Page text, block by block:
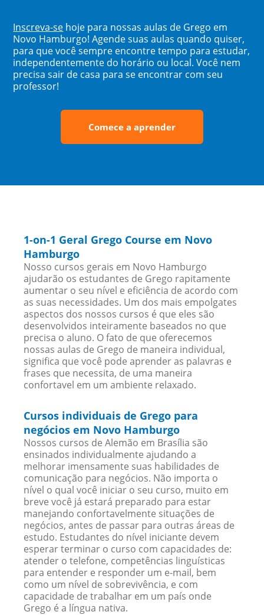
Inscreva-se hoje para nossas aulas de Grego em
Novo Hamburgo! Agende suas aulas quando quiser,
para que você sempre encontre tempo para estudar,
independentemente do horário ou local. Você nem
precisa sair de casa para se encontrar com seu
professor!
Comece a aprender
1-on-1 Geral Grego Course em Novo
Hamburgo
Nosso cursos gerais em Novo Hamburgo
ajudarão os estudantes de Grego rapitamente
aumentar o seu nível e eficiência de acordo com
as suas necessidades. Um dos mais empolgates
aspectos dos nossos cursos é que eles são
desenvolvidos inteiramente baseados no que
precisa o aluno. O fato de que oferecemos
nossas aulas de Grego de maneira individual,
significa que você pode aprender as palavras e
frases que necessita, de uma maneira
confortavel em um ambiente relaxado.
Cursos individuais de Grego para
negócios em Novo Hamburgo
Nossos cursos de Alemão em Brasília são
ensinados individualmente ajudando a
melhorar imensamente suas habilidades de
comunicação para negócios. Não importa o
nível o qual você iniciar o seu curso, muito em
breve você já estará preparado para estar
manejando confortavelmente situações de
negócios, antes de passar para outras áreas de
estudo. Estudantes do nível iniciante devem
esperar terminar o curso com capacidades de:
atender o telefone, competências linguísticas
para entender e responder um e-mail, bem
como um nível de sobrevivência, e com
capacidade de trabalhar em um país onde
Grego é a língua nativa.